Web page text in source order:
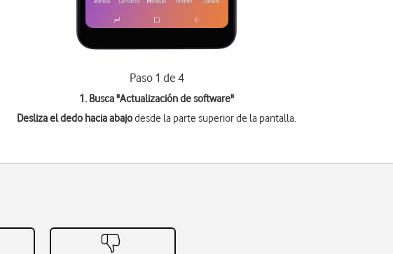
Paso 1 de 4
1. Busca "Actualización de software"
Desliza el dedo hacia abajodesde la parte superior de la pantalla.